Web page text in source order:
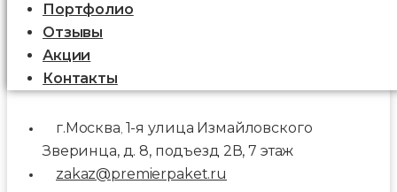
Портфолио
Отзывы
Акции
Контакты
г.Москва 1-я улица Измайловского
Зверинца, д. 8, подъезд 2В, 7 этаж
zakaz@premierpaket.ru